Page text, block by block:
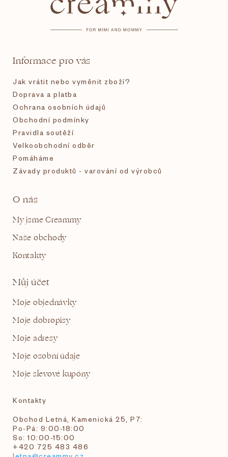
Informace pro vás
Jak vrátit nebo vyměnit zboží?
Doprava a platba
Ochrana osobních údajů
Obchodní podmínky
Pravidla soutěží
Velkoobchodní odběr
Pomáháme
Závady produktů - varování od výrobců
O nás
My jsme Creammy
Naše obchody
Kontakty
Můj účet
Moje objednávky
Moje dobropisy
Moje adresy
Moje osobní údaje
Moje slevové kupóny
Kontakty
Obchod Letná, Kamenická 25, P7:
Po-Pá: 9:00-18:00
So: 10:00-15:00
+420 725 483 486